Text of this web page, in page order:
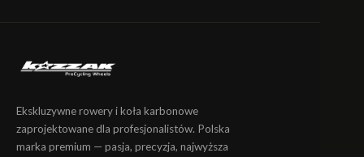
Ekskluzywne rowery i koła karbonowe
zaprojektowane dla profesjonalistów. Polska
marka premium — pasja, precyzja, najwyższa